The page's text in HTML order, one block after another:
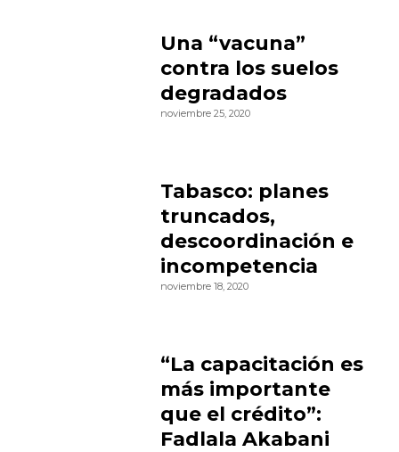
Una “vacuna”
contra los suelos
degradados
noviembre 25, 2020
Tabasco: planes
truncados,
descoordinación e
incompetencia
noviembre 18, 2020
“La capacitación es
más importante
que el crédito”:
Fadlala Akabani